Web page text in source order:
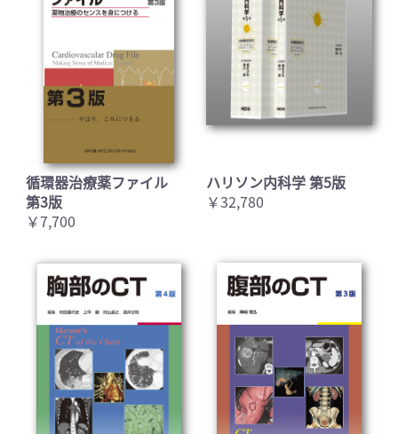
循環器治療薬ファイル
第3版
￥7,700
ハリソン内科学 第5版
￥32,780